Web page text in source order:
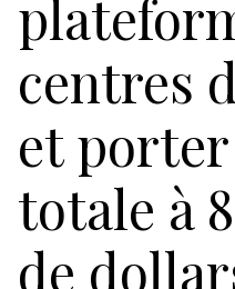
centres
et
totale à
de